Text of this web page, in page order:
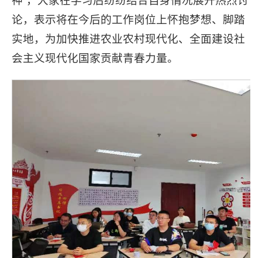
论，表示将在今后的工作岗位上怀抱梦想、脚踏
实地，为加快推进农业农村现代化、全面建设社
会主义现代化国家贡献青春力量。